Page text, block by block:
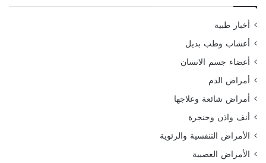
أخبار طبية
أعشاب وطب بديل
أعضاء جسم الانسان
أمراض الدم
أمراض شائعة وعلاجها
أنف واذن وحنجرة
الأمراض التنفسية والرئوية
الأمراض العصبية